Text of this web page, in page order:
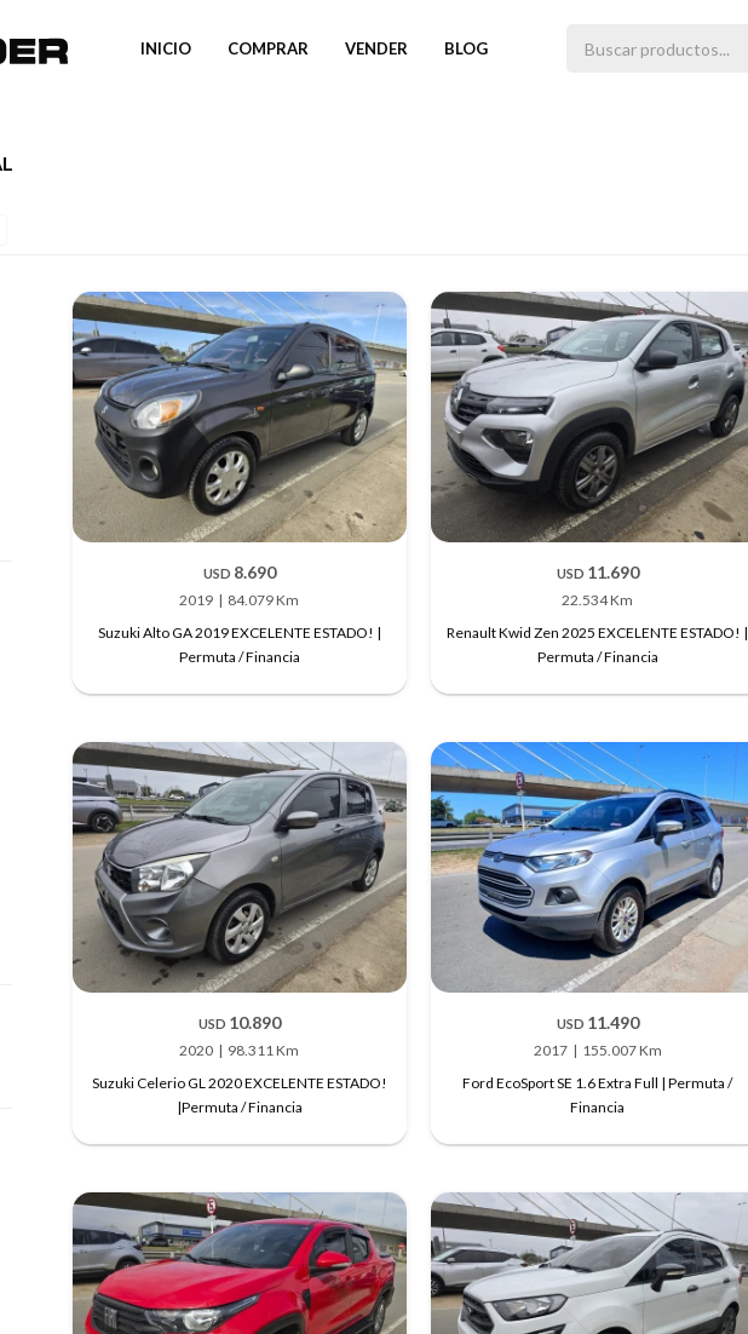
INICIO COMPRAR VENDER BLOG
USD 8.690
2019
84.079 Km
Suzuki Alto GA 2019 EXCELENTE ESTADO! |
Permuta / Financia
USD 11.690
22.534 Km
Renault Kwid Zen 2025 EXCELENTE ESTADO! |
Permuta / Financia
USD 10.890
2020
98.311 Km
Suzuki Celerio GL 2020 EXCELENTE ESTADO!
|Permuta / Financia
USD 11.490
2017
155.007 Km
Ford EcoSport SE 1.6 Extra Full | Permuta /
Financia